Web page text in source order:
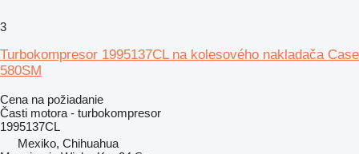
3
Turbokompresor 1995137CL na kolesového nakladača Case
580SM
Cena na požiadanie
Časti motora - turbokompresor
1995137CL
Mexiko, Chihuahua